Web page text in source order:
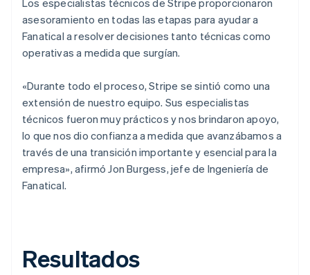
asesoramiento en todas las etapas para ayudar a
Fanatical a resolver decisiones tanto técnicas como
operativas a medida que surgían.
«Durante todo el proceso, Stripe se sintió como una
extensión de nuestro equipo. Sus especialistas
técnicos fueron muy prácticos y nos brindaron apoyo,
lo que nos dio confianza a medida que avanzábamos a
través de una transición importante y esencial para la
empresa», afirmó Jon Burgess, jefe de Ingeniería de
Fanatical.
Resultados